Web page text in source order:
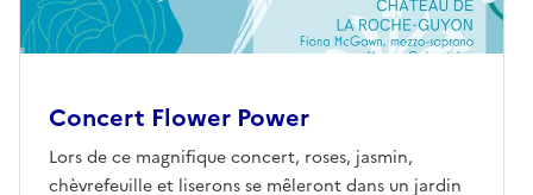
Concert Flower Power
Lors de ce magnifique concert, roses, jasmin,
chèvrefeuille et liserons se mêleront dans un jardin